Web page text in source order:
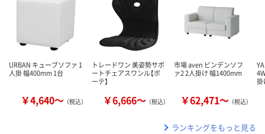
URBAN キューブソファ 1
人掛 幅400mm 1台
￥4,640～ （税込）
トレードワン 美姿勢サポ
ートチェアスワンル【ボ
ーテ】
￥6,666～ （税込）
市場 aven ビンデンソフ
ァ2 2人掛け 幅1400mm
￥62,471～ （税込）
ランキングをもっと見る